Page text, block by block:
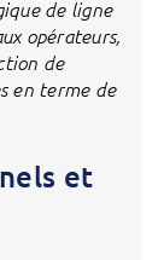
de ligne
opérateurs,
de
en terme de
et